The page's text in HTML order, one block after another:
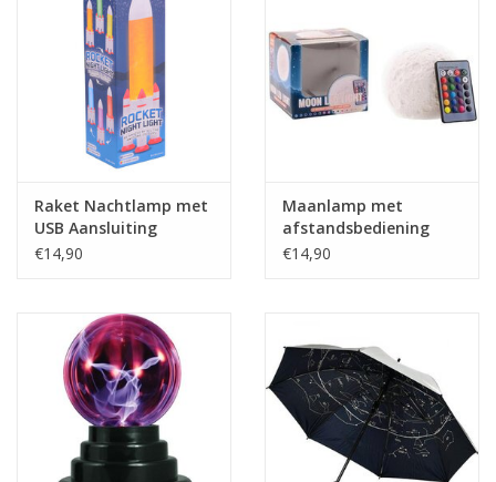
Cadeaubonnen
Raket Nachtlamp met
USB Aansluiting
€14,90
Maanlamp met
afstandsbediening
€14,90